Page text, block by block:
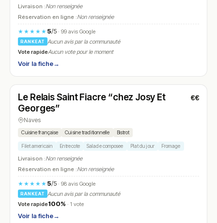
Livraison :Non renseignée
Réservation en ligne :Non renseignée
★★★★★ 5/5· 99 avis Google
RANKEAT
Aucun avis par la communauté
Vote rapideAucun vote pour le moment
Voir la fiche→
N° 26
Le Relais Saint Fiacre “chez Josy Et
Georges”
€€
Naves
Cuisine française Cuisine traditionnelle Bistrot
Filet americain Entrecote Salade composee Plat du jour Fromage
Livraison :Non renseignée
Réservation en ligne :Non renseignée
★★★★★ 5/5· 98 avis Google
RANKEAT
Aucun avis par la communauté
Vote rapide100% · 1 vote
Voir la fiche→